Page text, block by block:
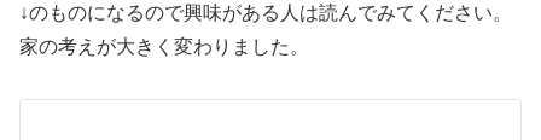
↓のものになるので興味がある人は読んでみてください。
家の考えが大きく変わりました。